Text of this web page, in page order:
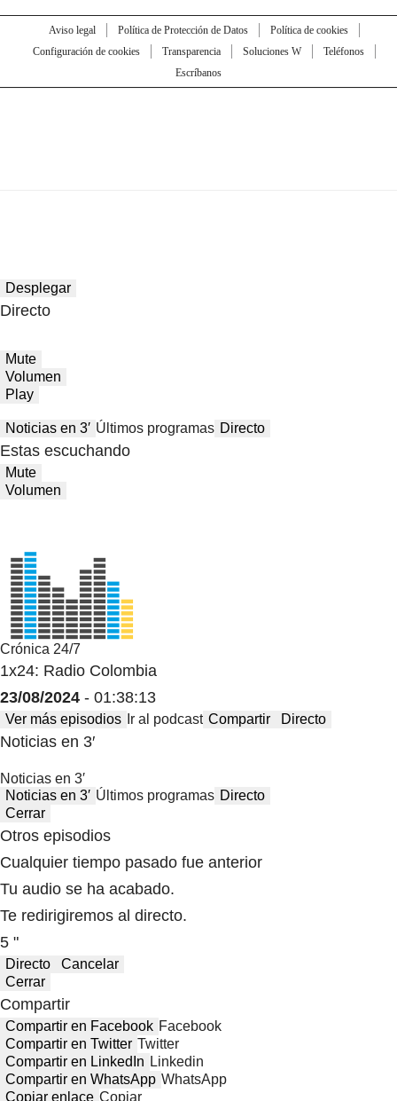
Aviso legal Política de Protección de Datos
Política de cookies
Configuración de cookies
Transparencia Soluciones W
Teléfonos
Escríbanos
Desplegar
Directo
Mute
Volumen
Play
Noticias en 3′ Últimos programas Directo
Estas escuchando
Mute
Volumen
Crónica 24/7
1x24: Radio Colombia
23/08/2024 - 01:38:13
Ver más episodios Ir al podcast Compartir Directo
Noticias en 3′
Noticias en 3′
Noticias en 3′ Últimos programas Directo
Cerrar
Otros episodios
Cualquier tiempo pasado fue anterior
Tu audio se ha acabado.
Te redirigiremos al directo.
5 "
Directo
Cancelar
Cerrar
Compartir
Compartir en Facebook Facebook
Compartir en Twitter Twitter
Compartir en LinkedIn Linkedin
Compartir en WhatsApp WhatsApp
Copiar enlace Copiar